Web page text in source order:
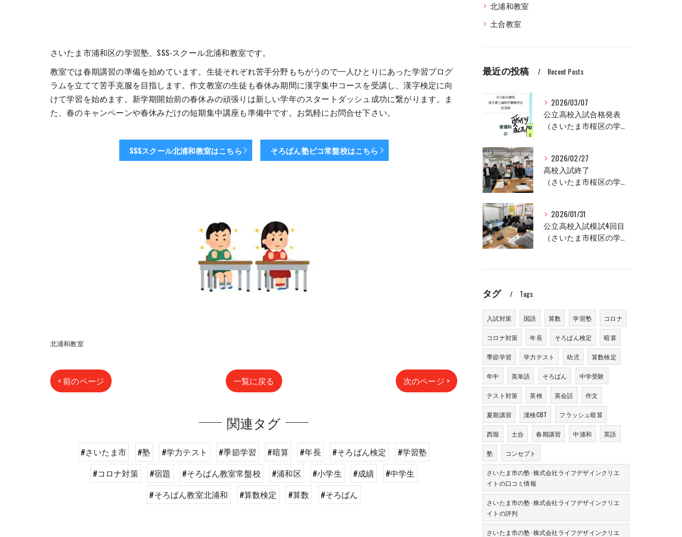
さいたま市浦和区の学習塾、SSS-スクール北浦和教室です。
教室では春期講習の準備を始めています。生徒それぞれ苦手分野もちがうので一人ひとりにあった学習プログ
ラムを立てて苦手克服を目指します。作文教室の生徒も春休み期間に漢字集中コースを受講し、漢字検定に向
けて学習を始めます。新学期開始前の春休みの頑張りは新しい学年のスタートダッシュ成功に繋がります。ま
た、春のキャンペーンや春休みだけの短期集中講座も準備中です。お気軽にお問合せ下さい。
SSSスクール北浦和教室はこちら そろばん塾ピコ常盤校はこちら
北浦和教室
< 前のページ 一覧に戻る 次のページ >
関連タグ
#さいたま市 #塾 #学力テスト #季節学習 #暗算 #年長 #そろばん検定
#学習塾
#コロナ対策
#宿題 #そろばん教室常盤校 #浦和区 #小学生 #成績
#中学生
#そろばん教室北浦和
#算数検定 #算数 #そろばん
北浦和教室
土合教室
最近の投稿 Recent Posts
2026/03/07
公立高校入試合格発表
（さいたま市桜区の学習塾、セルモ土合教室）
2026/02/27
高校入試終了
（さいたま市桜区の学習塾、セルモ土合教室）
2026/01/31
公立高校入試模試4回目
（さいたま市桜区の学習塾、セルモ土合教室）
タグ Tags
入試対策 国語 算数 学習塾 コロナ
コロナ対策 年長 そろばん検定 暗算
季節学習 学力テスト 幼児 算数検定
年中 英単語 そろばん 中学受験
テスト対策 英検 英会話 作文
夏期講習 漢検CBT フラッシュ暗算
西堀 土合 春期講習 中浦和 英語
塾 コンセプト
さいたま市の塾･株式会社ライフデザインクリエ
イトの口コミ情報
さいたま市の塾･株式会社ライフデザインクリエ
イトの評判
さいたま市の塾･株式会社ライフデザインクリエ